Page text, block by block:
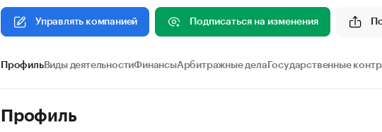
Управлять компанией Подписаться на изменения
ПрофильВиды деятельностиФинансыАрбитражные дела Государственные
Профиль